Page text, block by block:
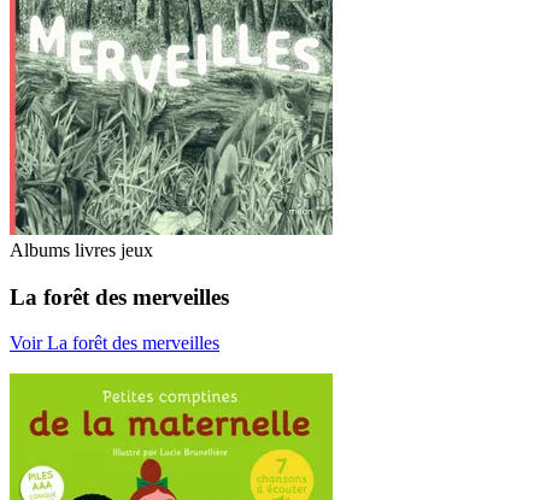
Albums livres jeux
La forêt des merveilles
Voir La forêt des merveilles